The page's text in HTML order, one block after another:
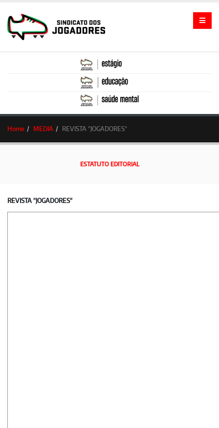
Home MEDIA REVISTA "JOGADORES"
ESTATUTO EDITORIAL
REVISTA "JOGADORES"